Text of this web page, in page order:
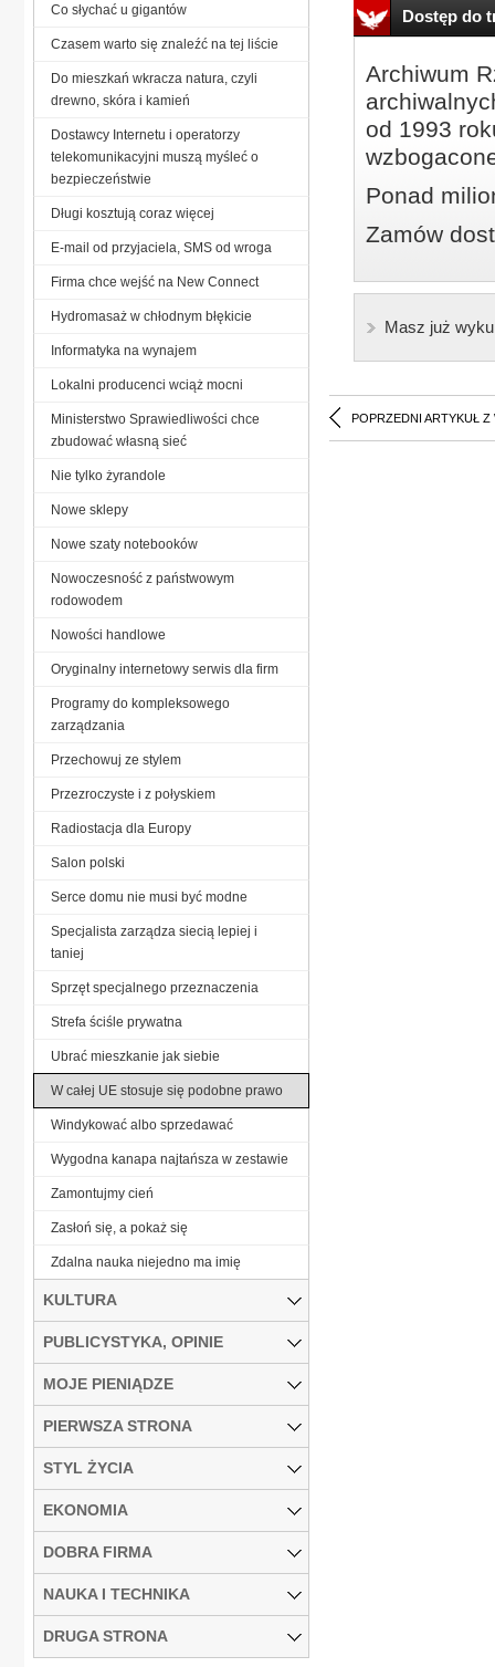
Dostęp do
Archiwum
od 1993
Ponad
Zamów
Masz już
POPRZEDNI ARTYKUŁ Z
Co słychać u gigantów
Czasem warto się znaleźć na tej liście
Do mieszkań wkracza natura, czyli
drewno, skóra i kamień
Dostawcy Internetu i operatorzy
telekomunikacyjni muszą myśleć o
bezpieczeństwie
Długi kosztują coraz więcej
E-mail od przyjaciela, SMS od wroga
Firma chce wejść na New Connect
Hydromasaż w chłodnym błękicie
Informatyka na wynajem
Lokalni producenci wciąż mocni
Ministerstwo Sprawiedliwości chce
zbudować własną sieć
Nie tylko żyrandole
Nowe sklepy
Nowe szaty notebooków
Nowoczesność z państwowym
rodowodem
Nowości handlowe
Oryginalny internetowy serwis dla firm
Programy do kompleksowego
zarządzania
Przechowuj ze stylem
Przezroczyste i z połyskiem
Radiostacja dla Europy
Salon polski
Serce domu nie musi być modne
Specjalista zarządza siecią lepiej i
taniej
Sprzęt specjalnego przeznaczenia
Strefa ściśle prywatna
Ubrać mieszkanie jak siebie
W całej UE stosuje się podobne prawo
Windykować albo sprzedawać
Wygodna kanapa najtańsza w zestawie
Zamontujmy cień
Zasłoń się, a pokaż się
Zdalna nauka niejedno ma imię
KULTURA
PUBLICYSTYKA, OPINIE
MOJE PIENIĄDZE
PIERWSZA STRONA
STYL ŻYCIA
EKONOMIA
DOBRA FIRMA
NAUKA I TECHNIKA
DRUGA STRONA